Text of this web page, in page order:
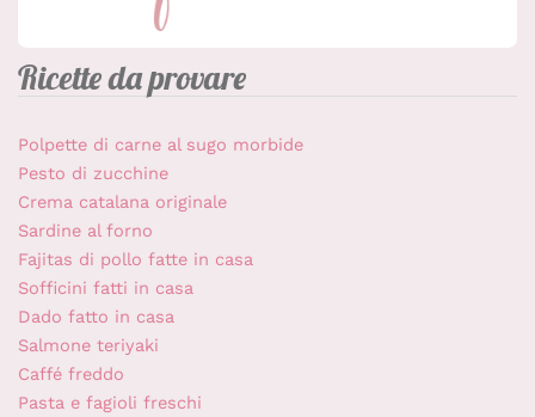
Ricette da provare
Polpette di carne al sugo morbide
Pesto di zucchine
Crema catalana originale
Sardine al forno
Fajitas di pollo fatte in casa
Sofficini fatti in casa
Dado fatto in casa
Salmone teriyaki
Caffé freddo
Pasta e fagioli freschi